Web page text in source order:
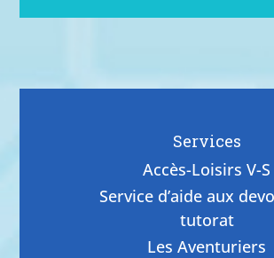
Services
Accès-Loisirs V-S
Service d’aide aux
tutorat
Les Aventuriers